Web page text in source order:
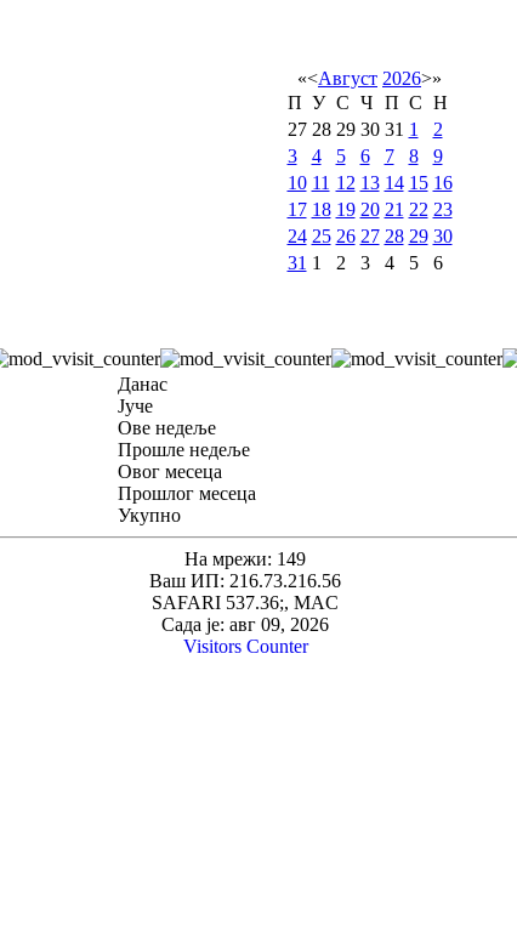
«<Август 2026>»
П У С Ч П С Н
27 28 29 30 31 1
2
3
4 5 6 7 8
9
10 11 12 13 14 15 16
17 18 19 20 21 22 23
24 25 26 27 28 29 30
31 1 2 3 4 5 6
Данас
Јуче
Ове недеље
Прошле недеље
Овог месеца
Прошлог месеца
Укупно
На мрежи: 149
Ваш ИП: 216.73.216.56
SAFARI 537.36;, MAC
Сада је: авг 09, 2026
Visitors Counter